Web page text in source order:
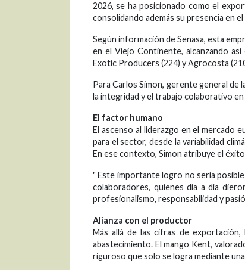
2026, se ha posicionado como el
consolidando además su presencia en
Según información de Senasa, esta
en el Viejo Continente, alcanzando
Exotic Producers (224) y Agrocosta
Para Carlos Simon, gerente general
la integridad y el trabajo colaborativo en
El factor humano
El ascenso al liderazgo en el mercado
para el sector, desde la variabilidad
En ese contexto, Simon atribuye el
" Este importante logro no sería
colaboradores, quienes día a día
profesionalismo, responsabilidad y
Alianza con el productor
Más allá de las cifras de
abastecimiento. El mango Kent,
riguroso que solo se logra mediante